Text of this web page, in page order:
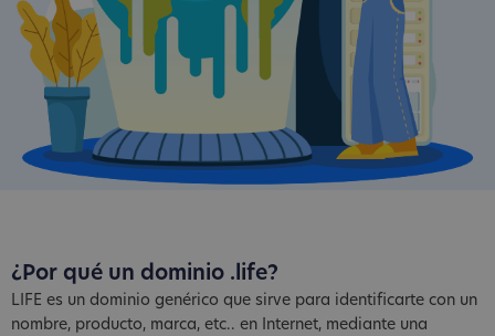
¿Por qué un dominio .life?
LIFE es un dominio genérico que sirve para identificarte con un
nombre, producto, marca, etc.. en Internet, mediante una